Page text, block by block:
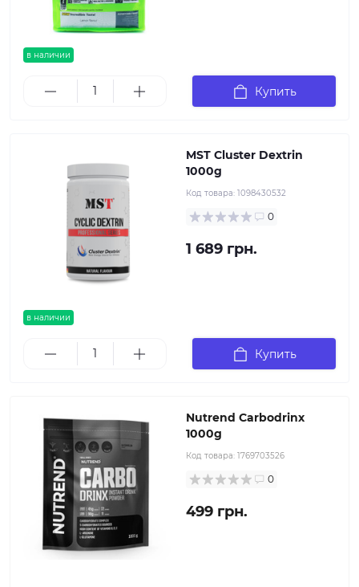
в наличии
Купить
в наличии
MST Cluster Dextrin
1000g
Код товара: 1098430532
0
1 689 грн.
Купить
Nutrend Carbodrinx
1000g
Код товара: 1769703526
0
499 грн.